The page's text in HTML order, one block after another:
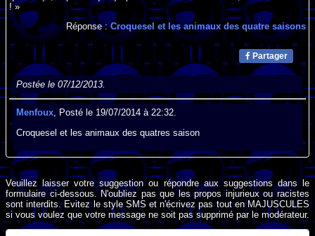
! »
Réponse :Croquesel et les animaux des quatre saisons
Partager
Postée le 07/12/2013.
Menfoux, Posté le 19/07/2014 à 22:32.
Croquesel et les animaux des quatres saison
Veuillez laisser votre suggestion ou répondre aux suggestions dans le
formulaire ci-dessous. N'oubliez pas que les propos injurieux ou racistes
sont interdits. Evitez le style SMS et n'écrivez pas tout en MAJUSCULES
si vous voulez que votre message ne soit pas supprimé par le modérateur.